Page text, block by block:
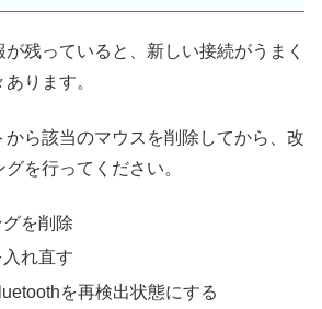
残っていると、新しい接続がうまく
ります。
ら該当のマウスを削除してから、改
を行ってください。
を削除
れ直す
を再検出状態にする